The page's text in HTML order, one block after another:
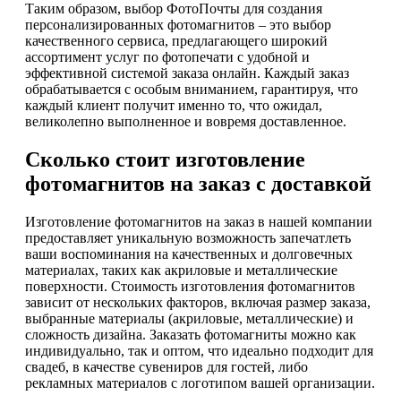
Таким образом, выбор ФотоПочты для создания
персонализированных фотомагнитов – это выбор
качественного сервиса, предлагающего широкий
ассортимент услуг по фотопечати с удобной и
эффективной системой заказа онлайн. Каждый заказ
обрабатывается с особым вниманием, гарантируя, что
каждый клиент получит именно то, что ожидал,
великолепно выполненное и вовремя доставленное.
Сколько стоит изготовление
фотомагнитов на заказ с доставкой
Изготовление фотомагнитов на заказ в нашей компании
предоставляет уникальную возможность запечатлеть
ваши воспоминания на качественных и долговечных
материалах, таких как акриловые и металлические
поверхности. Стоимость изготовления фотомагнитов
зависит от нескольких факторов, включая размер заказа,
выбранные материалы (акриловые, металлические) и
сложность дизайна. Заказать фотомагниты можно как
индивидуально, так и оптом, что идеально подходит для
свадеб, в качестве сувениров для гостей, либо
рекламных материалов с логотипом вашей организации.